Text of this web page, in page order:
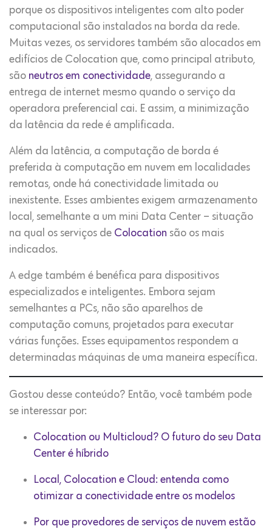
porque os dispositivos inteligentes com alto poder
computacional são instalados na borda da rede.
Muitas vezes, os servidores também são alocados em
edifícios de Colocation que, como principal atributo,
são neutros em conectividade, assegurando a
entrega de internet mesmo quando o serviço da
operadora preferencial cai. E assim, a minimização
da latência da rede é amplificada.
Além da latência, a computação de borda é
preferida à computação em nuvem em localidades
remotas, onde há conectividade limitada ou
inexistente. Esses ambientes exigem armazenamento
local, semelhante a um mini Data Center – situação
na qual os serviços de Colocation são os mais
indicados.
A edge também é benéfica para dispositivos
especializados e inteligentes. Embora sejam
semelhantes a PCs, não são aparelhos de
computação comuns, projetados para executar
várias funções. Esses equipamentos respondem a
determinadas máquinas de uma maneira específica.
Gostou desse conteúdo? Então, você também pode
se interessar por:
Colocation ou Multicloud? O futuro do seu Data
Center é híbrido
Local, Colocation e Cloud: entenda como
otimizar a conectividade entre os modelos
Por que provedores de serviços de nuvem estão